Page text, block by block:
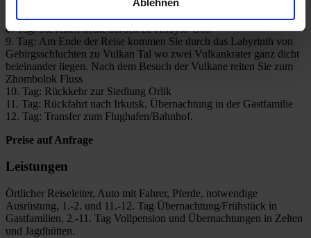
Ablehnen
unterschiedlichem Mineralgehalt. Die Wassertemperaturen betragen
zwischen 18 bis 40°C.
8. Tag: Sie reiten heute zurück zu Khoyto-Gol.
9. Tag: Am Ende der Reise kommen Sie durch das Labyrinth von
Gebirgsschluchten zu Vulkan Tal wo zwei Vulkankrater ganz dicht
beieinander liegen. Nach dem Besuch der Vulkane reiten Sie zum
Zhombolok Fluss
10. Tag: Rückkehr zur Siedlung Orlik
11. Tag: Rückfahrt nach Irkutsk. Übernachtung in der Gastfamilie
12. Tag: Transfer zum Flughafen/Bahnhof.
Preise auf Anfrage
Leistungen
Örtlicher Reiseleiter, Auto mit Fahrer, Pferde, notwendige
Ausrüstung, 1.-2. und 11.-12. Tag Übernachtung/Frühstück in
Gastfamilien, 2.-11. Tag Vollpension und Übernachtungen in Zelten
und Jagdhütten.